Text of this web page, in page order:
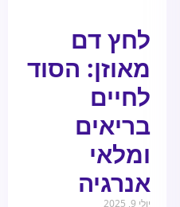
לחץ דם
מאוזן: הסוד
לחיים
בריאים
ומלאי
אנרגיה
יולי 9, 2025